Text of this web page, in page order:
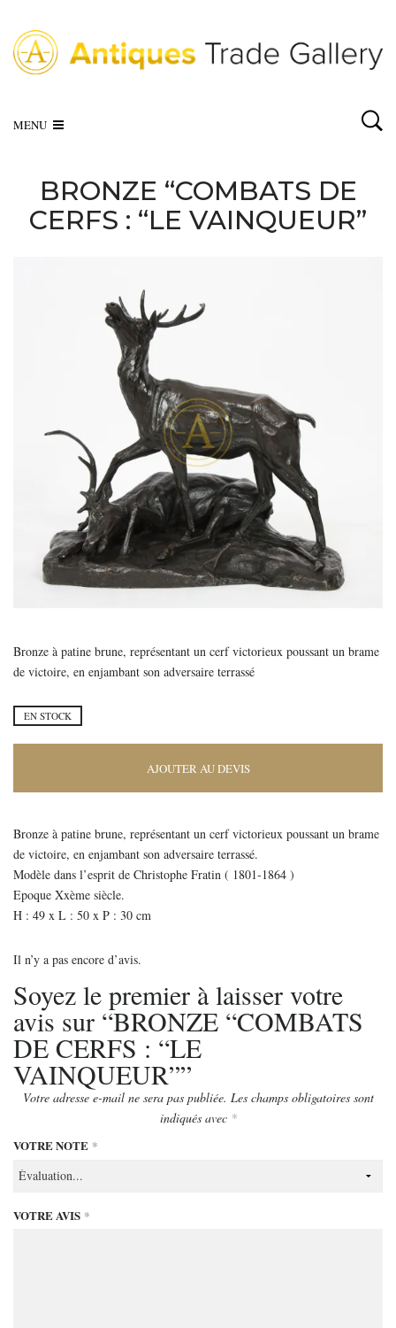
MENU
BRONZE “COMBATS DE
CERFS : “LE VAINQUEUR”
Bronze à patine brune, représentant un cerf victorieux poussant un brame
de victoire, en enjambant son adversaire terrassé
EN STOCK
AJOUTER AU DEVIS
Bronze à patine brune, représentant un cerf victorieux poussant un brame
de victoire, en enjambant son adversaire terrassé.
Modèle dans l’esprit de Christophe Fratin ( 1801-1864 )
Epoque Xxème siècle.
H : 49 x L : 50 x P : 30 cm
Il n’y a pas encore d’avis.
Soyez le premier à laisser votre
avis sur “BRONZE “COMBATS
DE CERFS : “LE
VAINQUEUR””
Votre adresse e-mail ne sera pas publiée. Les champs obligatoires sont
indiqués avec *
VOTRE NOTE *
VOTRE AVIS *